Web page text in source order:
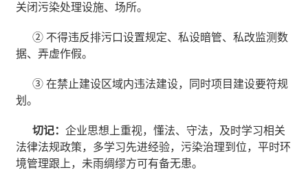
关闭污染处理设施、场所。
② 不得违反排污口设置规定、私设暗管、私改监测数
据、弄虚作假。
③ 在禁止建设区域内违法建设，同时项目建设要符规
划。
切记： 企业思想上重视，懂法、守法，及时学习相关
法律法规政策，多学习先进经验，污染治理到位，平时环
境管理跟上，未雨绸缪方可有备无患。